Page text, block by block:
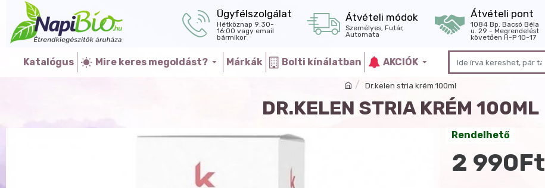
Ügyfélszolgálat
Hétköznap 9:30-
16:00 vagy email
bármikor
Átvételi módok
Személyes, Futár,
Automata
Átvételi pont
1084 Bp. Bacsó Béla
u. 29 - Megrendelést
követően H-P 10-17
Katalógus Mire keres megoldást? Márkák Bolti kínálatban AKCIÓK
Dr.kelen stria krém 100ml
DR.KELEN STRIA KRÉM 100ML
Rendelhető
2 990Ft